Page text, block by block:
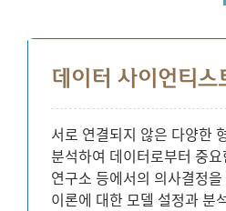
데이터 사이언티
서로 연결되지 않은 다양한
분석하여 데이터로부터 중
연구소 등에서의 의사결정
이론에 대한 모델 설정과 분